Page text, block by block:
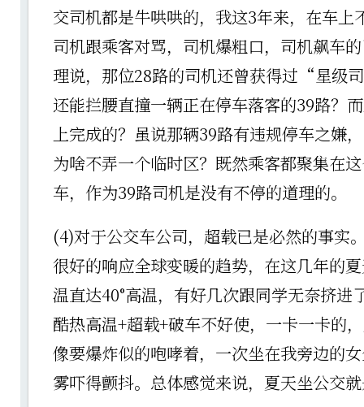
交司机都是牛哄哄的，我这3年来，在车上
司机跟乘客对骂，司机爆粗口，司机飙车
理说，那位28路的司机还曾获得过“星级
还能拦腰直撞一辆正在停车落客的39路？
上完成的？虽说那辆39路有违规停车之嫌
为啥不弄一个临时区？既然乘客都聚集在
车，作为39路司机是没有不停的道理的。
(4)对于公交车公司，超载已是必然的事实
很好的响应全球变暖的趋势，在这几年的
温直达40°高温，有好几次跟同学无奈挤进
酷热高温+超载+破车不好使，一卡一卡的
像要爆炸似的咆哮着，一次坐在我旁边的
雾吓得颤抖。总体感觉来说，夏天坐公交